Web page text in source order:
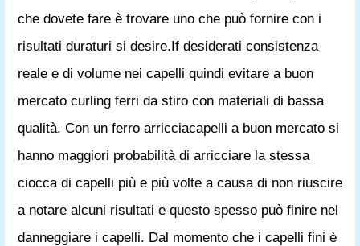
che dovete fare è trovare uno che può fornire con i
risultati duraturi si desire.If desiderati consistenza
reale e di volume nei capelli quindi evitare a buon
mercato curling ferri da stiro con materiali di bassa
qualità. Con un ferro arricciacapelli a buon mercato si
hanno maggiori probabilità di arricciare la stessa
ciocca di capelli più e più volte a causa di non riuscire
a notare alcuni risultati e questo spesso può finire nel
danneggiare i capelli. Dal momento che i capelli fini è